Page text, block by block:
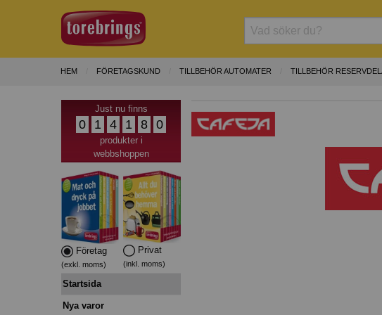
HEM FÖRETAGSKUND TILLBEHÖR AUTOMATER TILLBEHÖR
Just nu finns
0 1 4 1 8 0
produkter i
webbshoppen
Företag
(exkl. moms)
Privat
(inkl. moms)
Startsida
Nya varor